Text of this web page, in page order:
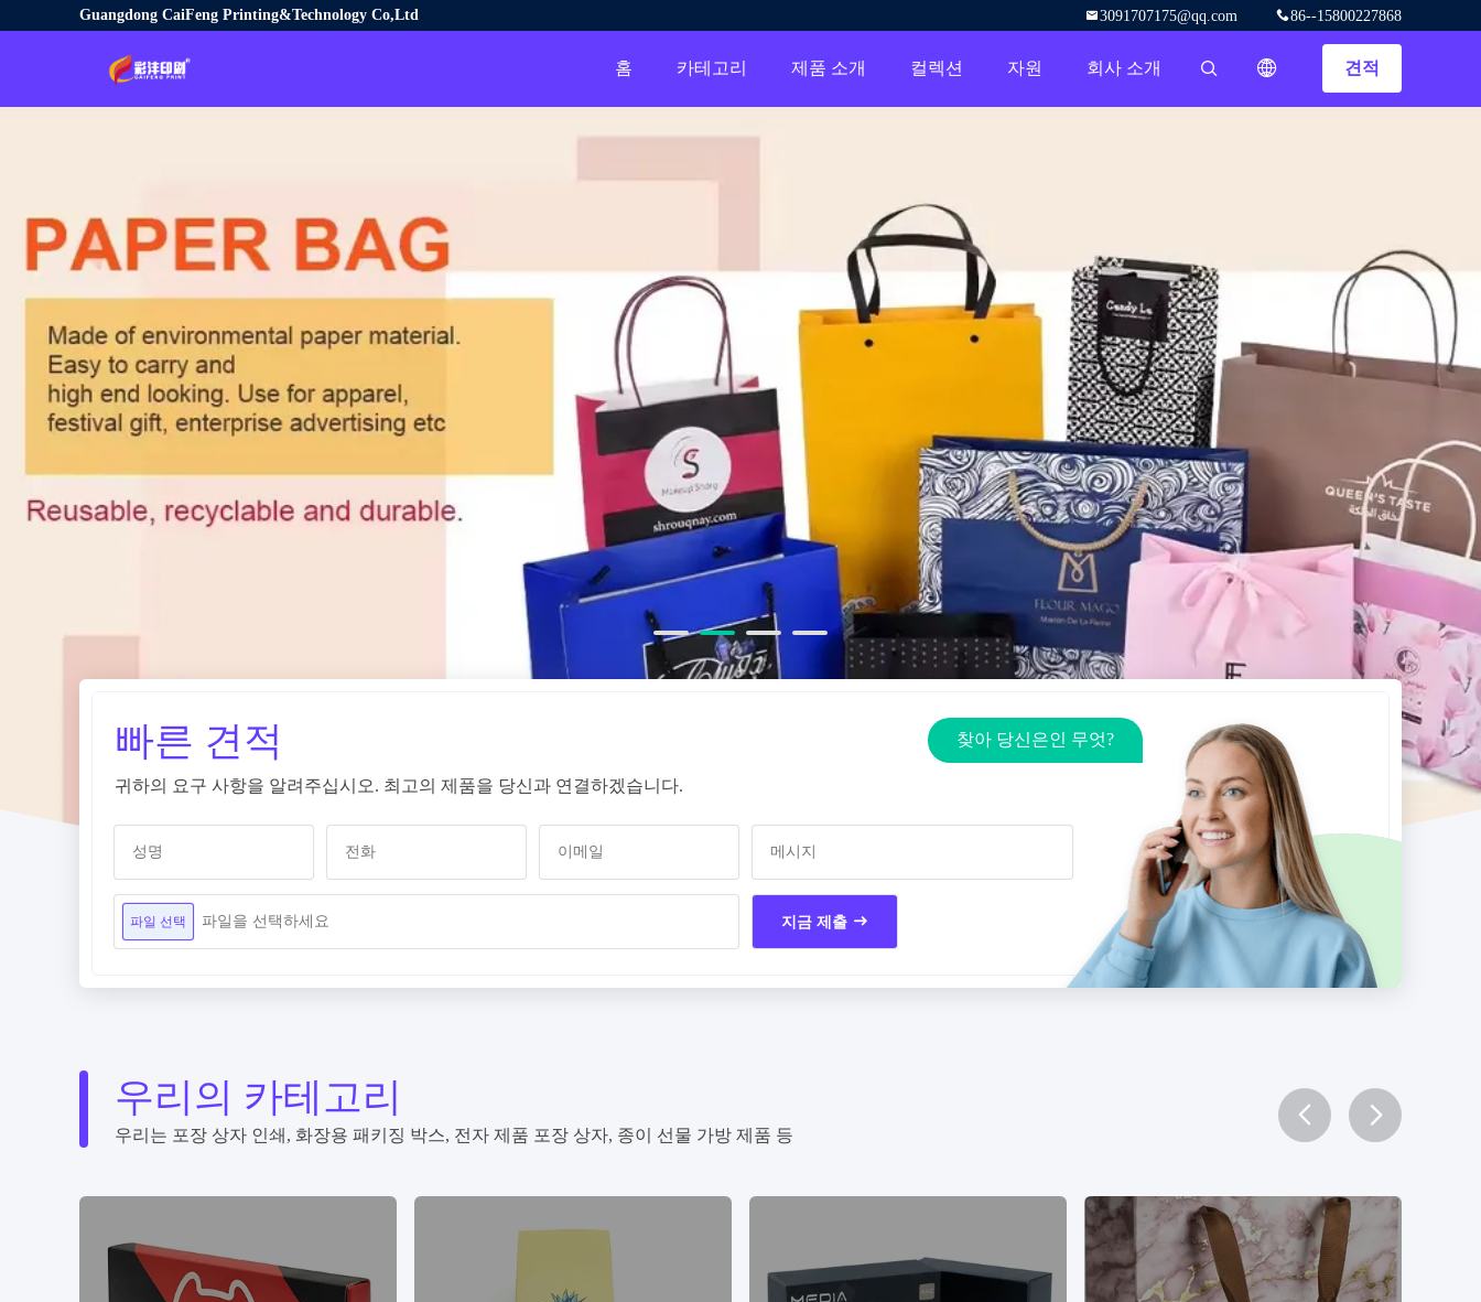
Guangdong CaiFeng Printing&Technology Co,Ltd 86--15800227868
3091707175@qq.com
견적
홈 카테고리 제품 소개 컬렉션 자원 회사 소개
찾아 당신은인 무엇?
빠른 견적
귀하의 요구 사항을 알려주십시오. 최고의 제품을 당신과 연결하겠습니다.
파일 선택 파일을 선택하세요 지금 제출
우리의 카테고리
우리는 포장 상자 인쇄, 화장용 패키징 박스, 전자 제품 포장 상자, 종이 선물 가방 제품 등